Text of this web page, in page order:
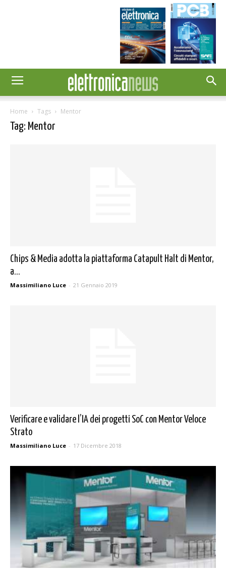
Home Tags Mentor
Tag: Mentor
Chips & Media adotta la piattaforma Catapult Halt di Mentor,
a...
Massimiliano Luce - 21 Gennaio 2019
Verificare e validare l’IA dei progetti SoC con Mentor Veloce
Strato
Massimiliano Luce - 17 Dicembre 2018